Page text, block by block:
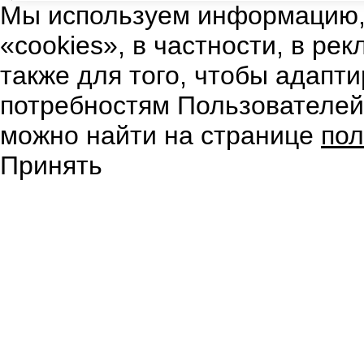
Мы используем
«cookies», в частности, в
также для того, чтобы
потребностям
можно найти на странице
Принять